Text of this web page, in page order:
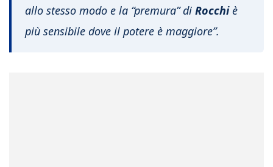
allo stesso modo e la “premura” di Rocchiè
più sensibile dove il potere è maggiore”.